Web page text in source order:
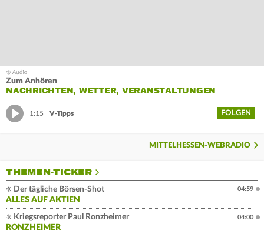
Zum Anhören
NACHRICHTEN, WETTER, VERANSTALTUNGEN
1:15 V-Tipps FOLGEN
MITTELHESSEN-WEBRADIO
THEMEN-TICKER
Der tägliche Börsen-Shot
ALLES AUF AKTIEN
04:59
Kriegsreporter Paul Ronzheimer
RONZHEIMER
04:00